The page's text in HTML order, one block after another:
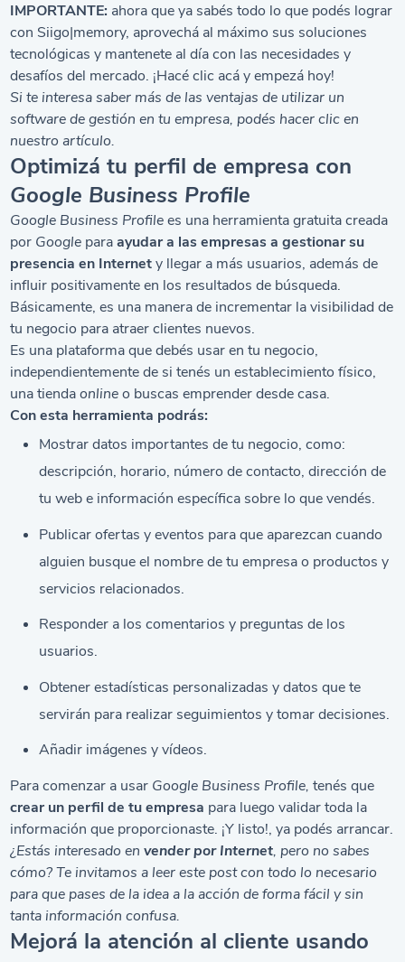
IMPORTANTE: ahora que ya sabés todo lo que podés lograr
con Siigo|memory, aprovechá al máximo sus soluciones
tecnológicas y mantenete al día con las necesidades y
desafíos del mercado. ¡Hacéclic acáy empezá hoy!
Si te interesa saber más de las ventajas de utilizar un
software de gestión en tu empresa, podés hacer clic en
nuestroartículo.
Optimizá tu perfil de empresa con
Google Business Profile
Google Business Profilees una herramienta gratuita creada
por Google paraayudar a las empresas a gestionar su
presencia en Internety llegar a más usuarios, además de
influir positivamente en los resultados de búsqueda.
Básicamente, es una manera de incrementar la visibilidad de
tu negocio para atraer clientes nuevos.
Es una plataforma que debés usar en tu negocio,
independientemente de si tenés un establecimiento físico,
una tiendaonlineo buscasemprender desde casa.
Con esta herramienta podrás:
Mostrar datos importantes de tu negocio, como:
descripción, horario, número de contacto, dirección de
tu web e información específica sobre lo que vendés.
Publicar ofertas y eventos para que aparezcan cuando
alguien busque el nombre de tu empresa o productos y
servicios relacionados.
Responder a los comentarios y preguntas de los
usuarios.
Obtener estadísticas personalizadas y datos que te
servirán para realizar seguimientos y tomar decisiones.
Añadir imágenes y vídeos.
Para comenzar a usar Google Business Profile, tenés que
crear un perfil de tu empresa para luego validar toda la
información que proporcionaste. ¡Y listo!, ya podés arrancar.
¿Estás interesado envender por Internet, pero no sabes
cómo? Te invitamos a leer este post con todo lo necesario
para que pases de la idea a la acción de forma fácil y sin
tanta información confusa.
Mejorá la atención al cliente usando